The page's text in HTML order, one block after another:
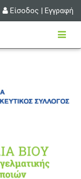
Είσοδος | Εγγραφή